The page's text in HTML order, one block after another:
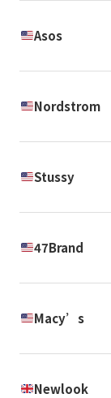
Asos
Nordstrom
Stussy
47Brand
Macy’s
Newlook